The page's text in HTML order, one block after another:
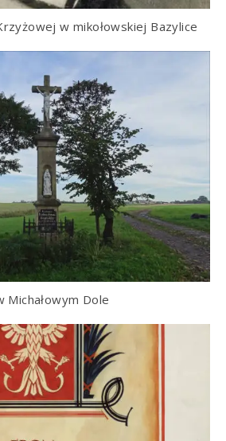
w mikołowskiej Bazylice
Michałowym Dole